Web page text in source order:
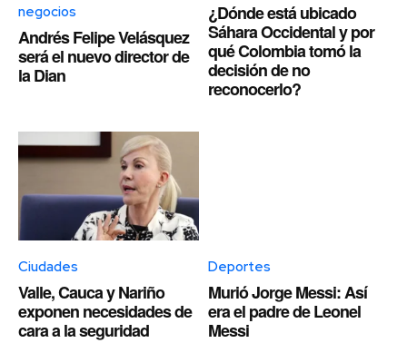
negocios
Andrés Felipe Velásquez
será el nuevo director de
la Dian
¿Dónde está ubicado
Sáhara Occidental y por
qué Colombia tomó la
decisión de no
reconocerlo?
Ciudades
Valle, Cauca y Nariño
exponen necesidades de
cara a la seguridad
Deportes
Murió Jorge Messi: Así
era el padre de Leonel
Messi